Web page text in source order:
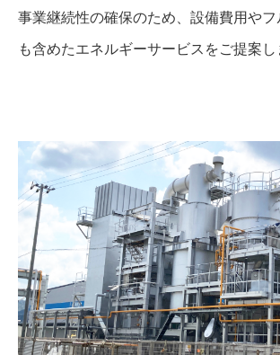
事業継続性の確保のため、設備費用やフ
も含めたエネルギーサービスをご提案し